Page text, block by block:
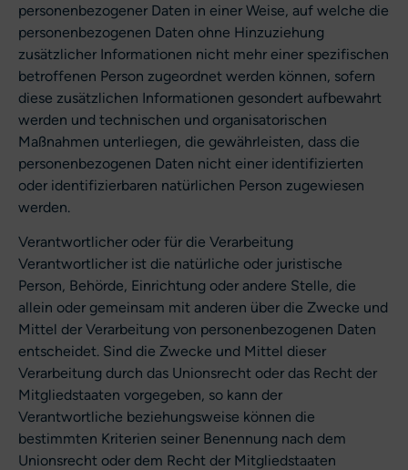
personenbezogener Daten in einer Weise, auf welche die
personenbezogenen Daten ohne Hinzuziehung
zusätzlicher Informationen nicht mehr einer spezifischen
betroffenen Person zugeordnet werden können, sofern
diese zusätzlichen Informationen gesondert aufbewahrt
werden und technischen und organisatorischen
Maßnahmen unterliegen, die gewährleisten, dass die
personenbezogenen Daten nicht einer identifizierten
oder identifizierbaren natürlichen Person zugewiesen
werden.
Verantwortlicher oder für die Verarbeitung
Verantwortlicher ist die natürliche oder juristische
Person, Behörde, Einrichtung oder andere Stelle, die
allein oder gemeinsam mit anderen über die Zwecke und
Mittel der Verarbeitung von personenbezogenen Daten
entscheidet. Sind die Zwecke und Mittel dieser
Verarbeitung durch das Unionsrecht oder das Recht der
Mitgliedstaaten vorgegeben, so kann der
Verantwortliche beziehungsweise können die
bestimmten Kriterien seiner Benennung nach dem
Unionsrecht oder dem Recht der Mitgliedstaaten